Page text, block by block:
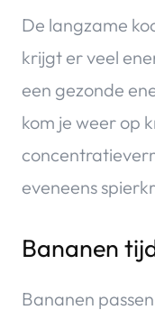
De langzame
krijgt er veel
een gezonde
kom je weer op
eveneens
Bananen
Bananen